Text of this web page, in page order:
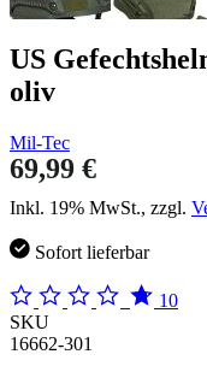
US
oliv
Mil-Tec
69,99 €
Inkl. 19% MwSt., zzgl.
Sofort lieferbar
10
SKU
16662-301